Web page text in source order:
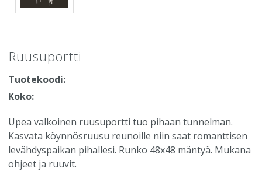
Ruusuportti
Tuotekoodi:
Koko:
Upea valkoinen ruusuportti tuo pihaan tunnelman.
Kasvata köynnösruusu reunoille niin saat romanttisen
levähdyspaikan pihallesi. Runko 48x48 mäntyä. Mukana
ohjeet ja ruuvit.